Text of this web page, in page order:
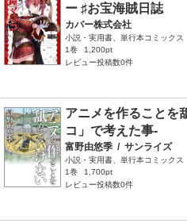
ー ♯お宝海賊日誌
カバー株式会社
小説・実用書、単行本コミックス
1巻
1,200pt
レビュー投稿数0件
アニメを作ることを
コ」で考えた事-
富野由悠季 / サンライズ
小説・実用書、単行本コミックス
1巻
1,700pt
レビュー投稿数0件